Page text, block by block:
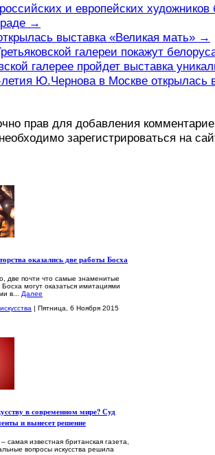
и европейских
→
выставка «Великая мать» →
галереи покажут
галерее пройдет выставка
Ю.Чернова в Москве открылась
прав для добавления
зарегистрироваться на
оказались две работы Босха
две почти что самые знаменитые
могут оказаться имитациями
в... Далее
| Пятница, 6 Ноября 2015
в современном мире? Суд
и вынесет решение
самая известная британская газета,
вопросы искусства решила